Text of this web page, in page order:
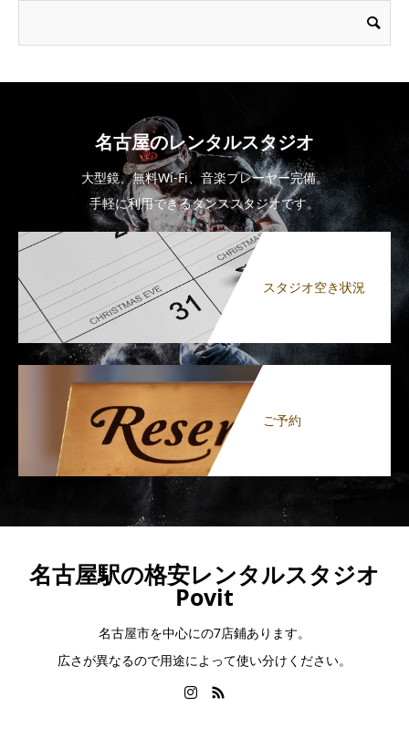
名古屋のレンタルスタジオ
大型鏡、無料Wi-Fi、音楽プレーヤー完備。
手軽に利用できるダンススタジオです。
スタジオ空き状況
ご予約
名古屋駅の格安レンタルスタジオ
Povit
名古屋市を中心にの7店鋪あります。
広さが異なるので用途によって使い分けください。